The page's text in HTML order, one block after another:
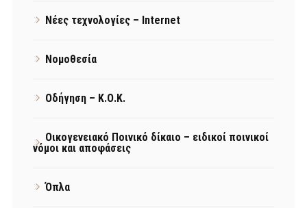
Νέες τεχνολογίες – Internet
Νομοθεσία
Οδήγηση – Κ.Ο.Κ.
Οικογενειακό Ποινικό δίκαιο – ειδικοί ποινικοί
νόμοι και αποφάσεις
Όπλα